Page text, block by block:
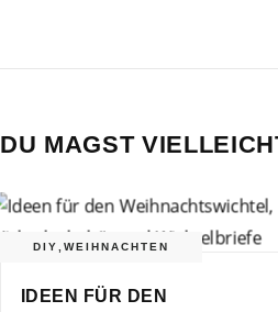
DU MAGST
DIY WEIHNACHTEN
IDEEN FÜR DEN